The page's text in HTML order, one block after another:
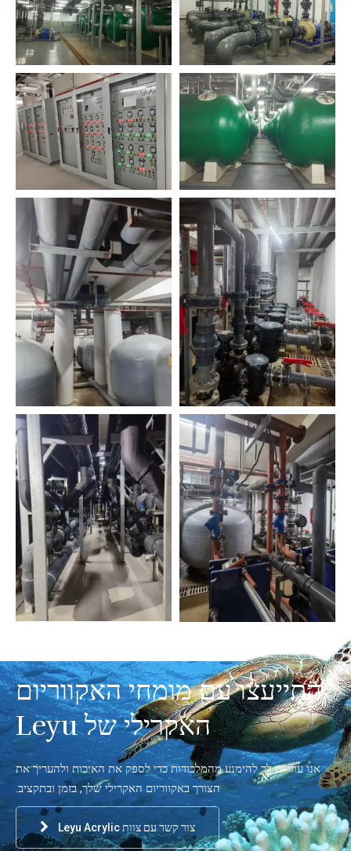
התייעצו עם מומחי האקווריום
האקרילי של Leyu
אנו עוזרים לך להימנע מהמלכודות כדי לספק את האיכות ולהעריך את
הצורך באקווריום האקרילי שלך, בזמן ובתקציב.
צור קשר עם צוות Leyu Acrylic